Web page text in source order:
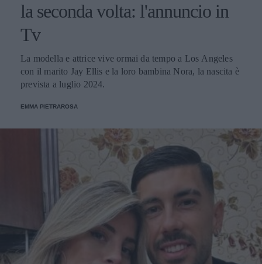
la seconda volta: l'annuncio in
Tv
La modella e attrice vive ormai da tempo a Los Angeles
con il marito Jay Ellis e la loro bambina Nora, la nascita è
prevista a luglio 2024.
EMMA PIETRAROSA